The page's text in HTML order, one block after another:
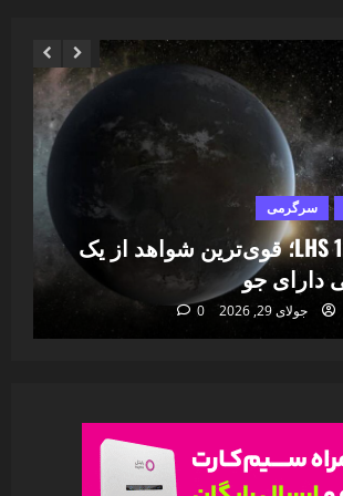
سرگرمی
کشف LHS 1140b؛ قوی‌ترین شواهد از یک
دارای جو
جولای 29, 2026 0